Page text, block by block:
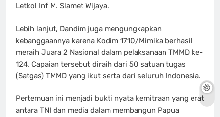
Letkol Inf M. Slamet Wijaya.
Lebih lanjut, Dandim juga mengungkapkan
kebanggaannya karena Kodim 1710/Mimika berhasil
meraih Juara 2 Nasional dalam pelaksanaan TMMD ke-
124. Capaian tersebut diraih dari 50 satuan tugas
(Satgas) TMMD yang ikut serta dari seluruh Indonesia.
Pertemuan ini menjadi bukti nyata kemitraan yang erat
antara TNI dan media dalam membangun Papua